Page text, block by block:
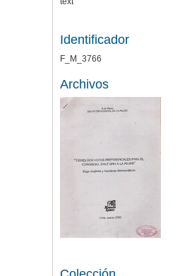
Identificador
F_M_3766
Archivos